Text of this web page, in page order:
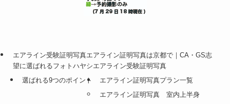
エアライン受験証明写真エアライン証明写真は京都で｜CA・GS志
望に選ばれるフォトハヤシエアライン受験証明写真
選ばれる9つのポイント
エアライン証明写真プラン一覧
エアライン証明写真 室内上半身